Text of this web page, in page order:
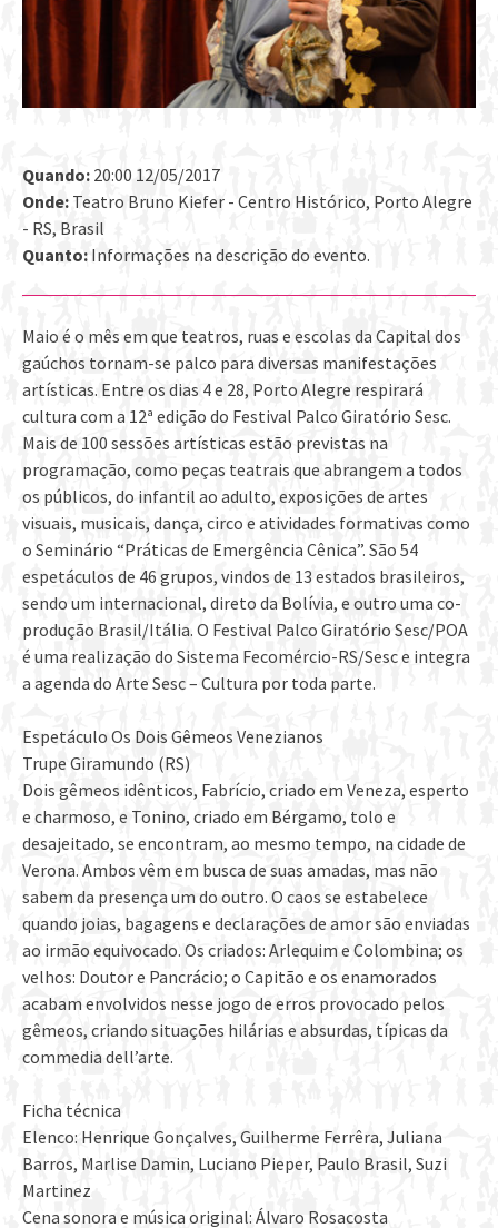
Quando: 20:00 12/05/2017
Onde: Teatro Bruno Kiefer - Centro Histórico, Porto Alegre
- RS, Brasil
Quanto: Informações na descrição do evento.
Maio é o mês em que teatros, ruas e escolas da Capital dos
gaúchos tornam-se palco para diversas manifestações
artísticas. Entre os dias 4 e 28, Porto Alegre respirará
cultura com a 12ª edição do Festival Palco Giratório Sesc.
Mais de 100 sessões artísticas estão previstas na
programação, como peças teatrais que abrangem a todos
os públicos, do infantil ao adulto, exposições de artes
visuais, musicais, dança, circo e atividades formativas como
o Seminário “Práticas de Emergência Cênica”. São 54
espetáculos de 46 grupos, vindos de 13 estados brasileiros,
sendo um internacional, direto da Bolívia, e outro uma co-
produção Brasil/Itália. O Festival Palco Giratório Sesc/POA
é uma realização do Sistema Fecomércio-RS/Sesc e integra
a agenda do Arte Sesc – Cultura por toda parte.
Espetáculo Os Dois Gêmeos Venezianos
Trupe Giramundo (RS)
Dois gêmeos idênticos, Fabrício, criado em Veneza, esperto
e charmoso, e Tonino, criado em Bérgamo, tolo e
desajeitado, se encontram, ao mesmo tempo, na cidade de
Verona. Ambos vêm em busca de suas amadas, mas não
sabem da presença um do outro. O caos se estabelece
quando joias, bagagens e declarações de amor são enviadas
ao irmão equivocado. Os criados: Arlequim e Colombina; os
velhos: Doutor e Pancrácio; o Capitão e os enamorados
acabam envolvidos nesse jogo de erros provocado pelos
gêmeos, criando situações hilárias e absurdas, típicas da
commedia dell’arte.
Ficha técnica
Elenco: Henrique Gonçalves, Guilherme Ferrêra, Juliana
Barros, Marlise Damin, Luciano Pieper, Paulo Brasil, Suzi
Martinez
Cena sonora e música original: Álvaro Rosacosta